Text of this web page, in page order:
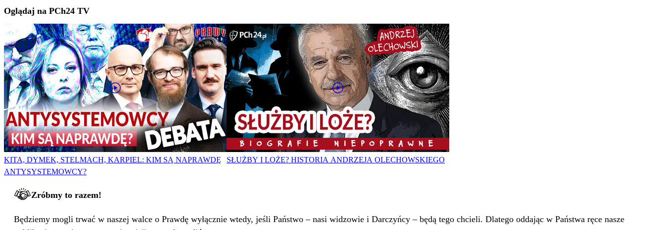
Oglądaj na PCh24 TV
KITA, DYMEK, STELMACH, KARPIEL: KIM SĄ NAPRAWDĘ
ANTYSYSTEMOWCY?
SŁUŻBY I LOŻE? HISTORIA ANDRZEJA OLECHOWSKIEGO
Zróbmy to razem!
Będziemy mogli trwać w naszej walce o Prawdę wyłącznie wtedy, jeśli Państwo – nasi widzowie i Darczyńcy – będą tego chcieli. Dlatego oddając w Państwa ręce nasze